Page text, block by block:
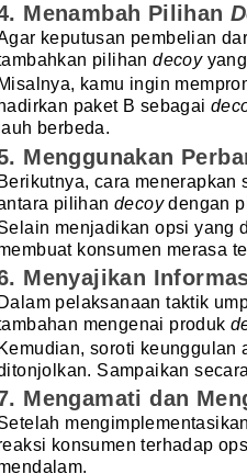
Menambah Pilihan
keputusan pembelian
pilihandecoyyang
Misalnya, kamu ingin
hadirkan paket B sebagai
berbeda.
Menggunakan
Berikutnya, cara
pilihandecoydengan
menjadikan opsi yang
konsumen merasa
Menyajikan
Dalam pelaksanaan taktik
mengenai produk
Kemudian, soroti keunggulan
Sampaikan
Mengamati dan
konsumen terhadap